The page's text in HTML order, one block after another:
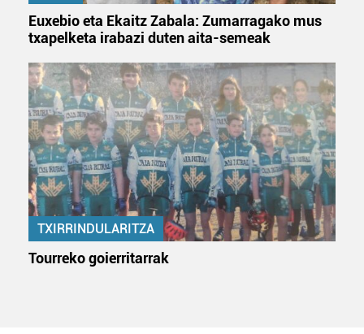
Euxebio eta Ekaitz Zabala: Zumarragako mus
txapelketa irabazi duten aita-semeak
TXIRRINDULARITZA
Tourreko goierritarrak